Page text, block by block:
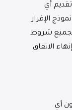
أي
الإقرار
لجميع شروط
الاتفاق
أي